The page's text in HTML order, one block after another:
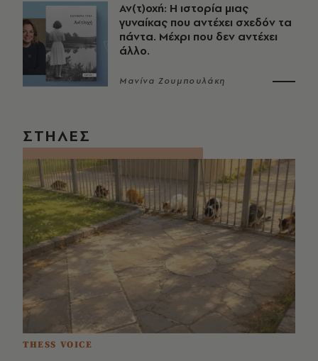
Αν(τ)οχή: Η ιστορία μιας
γυναίκας που αντέχει σχεδόν τα
πάντα. Μέχρι που δεν αντέχει
άλλο.
Μανίνα Ζουμπουλάκη
ΣΤΗΛΕΣ
THESS VOICE